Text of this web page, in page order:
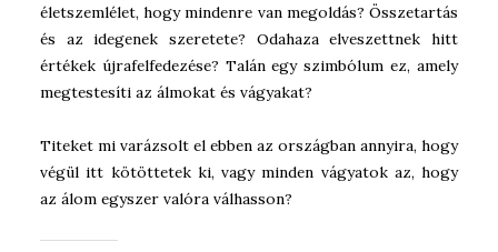
életszemlélet, hogy mindenre van megoldás? Összetartás
és az idegenek szeretete? Odahaza elveszettnek hitt
értékek újrafelfedezése? Talán egy szimbólum ez, amely
megtestesíti az álmokat és vágyakat?
Titeket mi varázsolt el ebben az országban annyira, hogy
végül itt kötöttetek ki, vagy minden vágyatok az, hogy
az álom egyszer valóra válhasson?